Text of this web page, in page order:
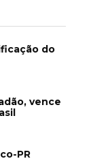
do
vence
PR